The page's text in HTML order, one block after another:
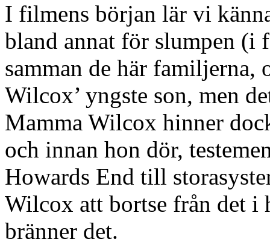
I filmens början lär vi
bland annat för slumpen (i
samman de här
Wilcox’ yngste son, men
Mamma Wilcox hinner
och innan hon dör,
Howards End till
Wilcox att bortse från det i
bränner det.